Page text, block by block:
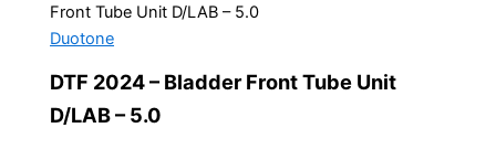
Front Tube Unit D/LAB – 5.0
Duotone
DTF 2024 – Bladder Front Tube Unit
D/LAB – 5.0